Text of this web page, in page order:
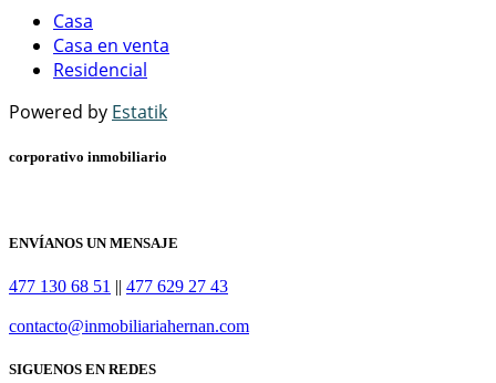
Casa
Casa en venta
Residencial
Powered by Estatik
corporativo inmobiliario
ENVÍANOS UN MENSAJE
477 130 68 51 || 477 629 27 43
contacto@inmobiliariahernan.com
SIGUENOS EN REDES